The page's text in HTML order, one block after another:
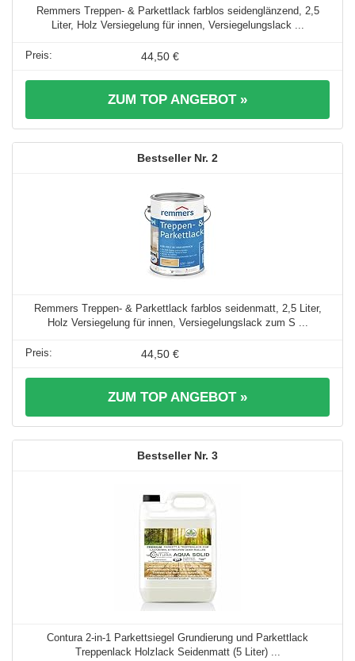
Remmers Treppen- & Parkettlack farblos seidenglänzend, 2,5
Liter, Holz Versiegelung für innen, Versiegelungslack ...
44,50 €
ZUM TOP ANGEBOT »
2
Remmers Treppen- & Parkettlack farblos seidenmatt, 2,5 Liter,
Holz Versiegelung für innen, Versiegelungslack zum S ...
44,50 €
ZUM TOP ANGEBOT »
3
Contura 2-in-1 Parkettsiegel Grundierung und Parkettlack
Treppenlack Holzlack Seidenmatt (5 Liter) ...